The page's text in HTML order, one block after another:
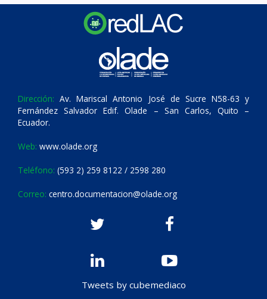
Dirección: Av. Mariscal Antonio José de Sucre N58-63 y
Fernández Salvador Edif. Olade – San Carlos, Quito –
Ecuador.
Web: www.olade.org
Teléfono: (593 2) 259 8122 / 2598 280
Correo: centro.documentacion@olade.org
Tweets by cubemediaco